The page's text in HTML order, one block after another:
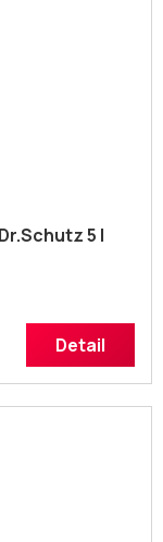
5 l
Detail